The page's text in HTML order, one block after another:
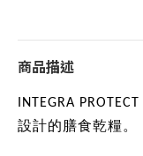
商品描述
INTEGRA
設計的膳食乾糧。